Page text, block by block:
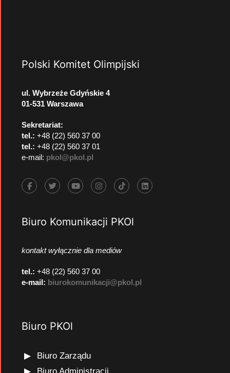
Polski Komitet Olimpijski
ul. Wybrzeże Gdyńskie 4
01-531 Warszawa
Sekretariat:
tel.: +48 (22) 560 37 00
tel.: +48 (22) 560 37 01
e-mail: pkol@pkol.pl
Biuro Komunikacji PKOl
kontakt wyłącznie dla mediów
tel.: +48 (22) 560 37 00
e-mail: biurokomunikacji@pkol.pl
Biuro PKOl
Biuro Zarządu
Biuro Administracji